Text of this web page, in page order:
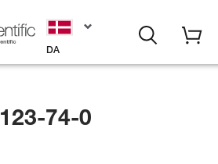
DA
74-0